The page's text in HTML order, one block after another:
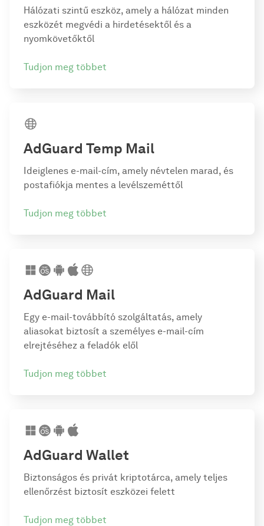
Hálózati szintű eszköz, amely a hálózat minden
eszközét megvédi a hirdetésektől és a
nyomkövetőktől
Tudjon meg többet
AdGuard Temp Mail
Ideiglenes e-mail-cím, amely névtelen marad, és
postafiókja mentes a levélszeméttől
Tudjon meg többet
AdGuard Mail
Egy e-mail-továbbító szolgáltatás, amely
aliasokat biztosít a személyes e-mail-cím
elrejtéséhez a feladók elől
Tudjon meg többet
AdGuard Wallet
Biztonságos és privát kriptotárca, amely teljes
ellenőrzést biztosít eszközei felett
Tudjon meg többet